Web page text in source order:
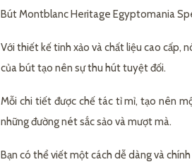
Bút Montblanc Heritage Egyptomania
Với thiết kế tinh xảo và chất liệu cao cấp,
của bút tạo nên sự thu hút tuyệt đối.
Mỗi chi tiết được chế tác tỉ mỉ, tạo nên
những đường nét sắc sảo và mượt mà.
Bạn có thể viết một cách dễ dàng và